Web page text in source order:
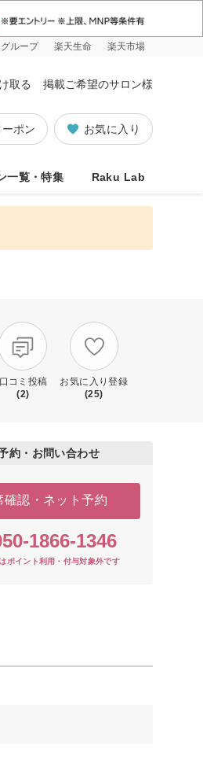
ループ 楽天生命 楽天市場
取る 掲載ご希望のサロン様
お気に入り
ポン
一覧・特集 Raku Lab
口コミ投稿
(2)
お気に入り登録
(25)
約・お問い合わせ
確認・ネット予約
1866-1346
ポイント利用・付与対象外です